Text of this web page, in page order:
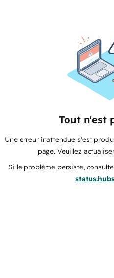
Tout n'est
Une erreur inattendue s'est
page. Veuillez
Si le problème persiste,